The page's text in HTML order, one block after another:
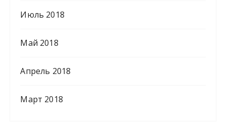
Июль 2018
Май 2018
Апрель 2018
Март 2018